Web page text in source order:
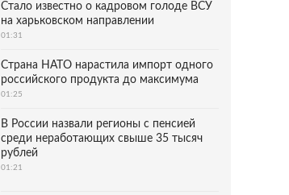
Стало известно о кадровом голоде ВСУ
на харьковском направлении
01:31
Страна НАТО нарастила импорт одного
российского продукта до максимума
01:25
В России назвали регионы с пенсией
среди неработающих свыше 35 тысяч
рублей
01:21